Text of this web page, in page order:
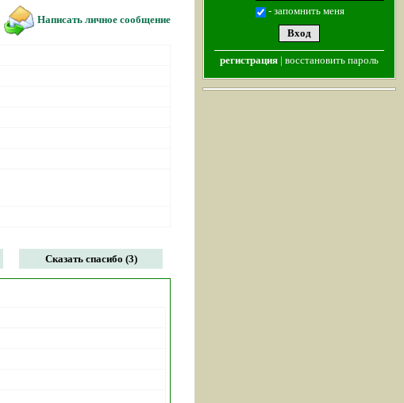
Написать личное сообщение
Сказать спасибо (3)
- запомнить меня
регистрация | восстановить пароль